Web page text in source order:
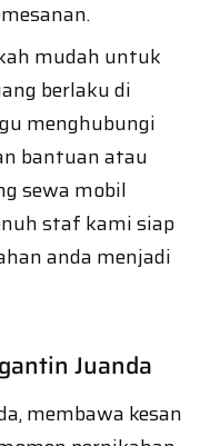
mudah untuk
berlaku di
menghubungi
bantuan atau
sewa mobil
staf kami siap
anda menjadi
Juanda
membawa kesan